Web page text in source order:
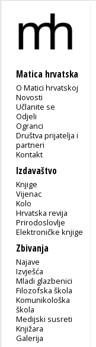
Matica hrvatska
O Matici hrvatskoj
Novosti
Učlanite se
Odjeli
Ogranci
Društva prijatelja i
partneri
Kontakt
Izdavaštvo
Knjige
Vijenac
Kolo
Hrvatska revija
Prirodoslovlje
Elektroničke knjige
Zbivanja
Najave
Izvješća
Mladi glazbenici
Filozofska škola
Komunikološka
škola
Medijski susreti
Knjižara
Galerija